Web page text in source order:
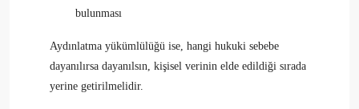
bulunması
Aydınlatma yükümlülüğü ise, hangi hukuki sebebe
dayanılırsa dayanılsın, kişisel verinin elde edildiği sırada
yerine getirilmelidir.